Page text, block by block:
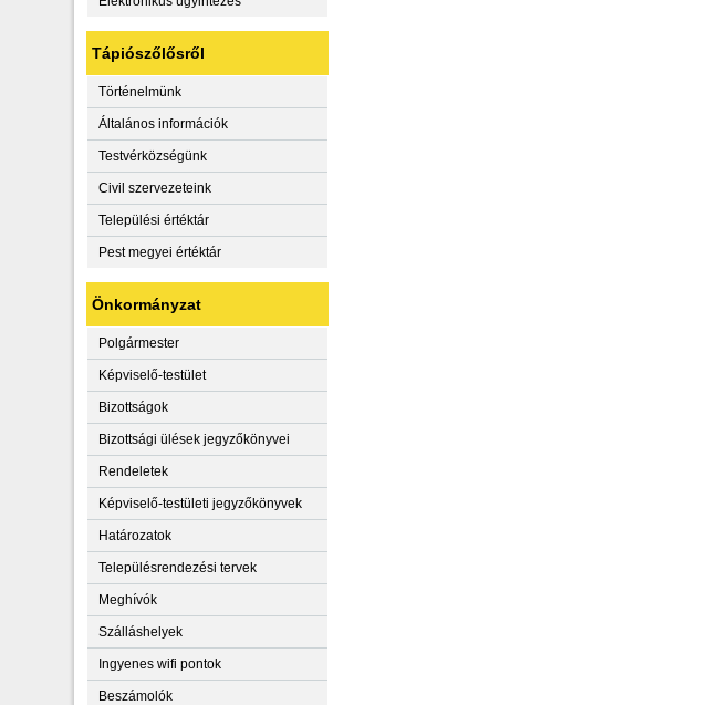
Tápiószőlősről
Történelmünk
Általános információk
Testvérközségünk
Civil szervezeteink
Települési értéktár
Pest megyei értéktár
Önkormányzat
Polgármester
Képviselő-testület
Bizottságok
Bizottsági ülések jegyzőkönyvei
Rendeletek
Képviselő-testületi jegyzőkönyvek
Határozatok
Településrendezési tervek
Meghívók
Szálláshelyek
Ingyenes wifi pontok
Beszámolók